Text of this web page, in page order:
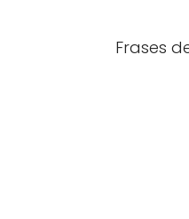
Frases